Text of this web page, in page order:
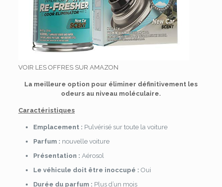
VOIR LES OFFRES SUR AMAZON
La meilleure option pour éliminer définitivement les
odeurs au niveau moléculaire.
Caractéristiques
Emplacement : Pulvérisé sur toute la voiture
Parfum : nouvelle voiture
Présentation : Aérosol
Le véhicule doit être inoccupé : Oui
Durée du parfum : Plus d’un mois